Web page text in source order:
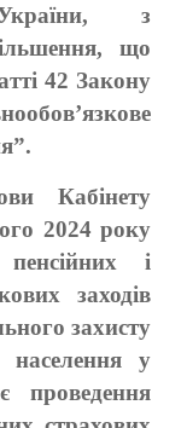
з
що
42 Закону
Кабінету
2024 року
і
заходів
захисту
населення у
проведення